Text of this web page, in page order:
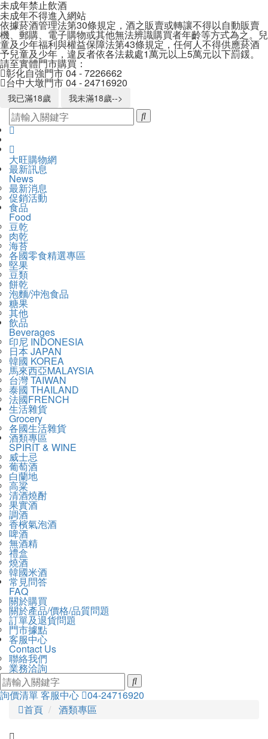
未成年禁止飲酒
未成年不得進入網站
依據菸酒管理法第30條規定，酒之販賣或轉讓不得以自動販賣
機、郵購、電子購物或其他無法辨識購買者年齡等方式為之。兒
童及少年福利與權益保障法第43條規定，任何人不得供應菸酒
予兒童及少年，違反者依各法裁處1萬元以上5萬元以下罰鍰。
請至實體門市購買：
彰化自強門市04 - 7226662
台中大墩門市04 - 24716920
我已滿18歲 我未滿18歲-->
大旺購物網
開
啟
主
選
單
主
導
覽
Navigation
最新訊息
News
最新消息
促銷活動
食品
Food
豆乾
肉乾
海苔
各國零食精選專區
堅果
豆類
餅乾
泡麵/沖泡食品
糖果
其他
飲品
Beverages
印尼 INDONESIA
日本 JAPAN
韓國 KOREA
馬來西亞MALAYSIA
台灣 TAIWAN
泰國 THAILAND
法國FRENCH
生活雜貨
Grocery
各國生活雜貨
酒類專區
SPIRIT & WINE
威士忌
葡萄酒
白蘭地
高粱
清酒燒酎
果實酒
調酒
香檳氣泡酒
啤酒
無酒精
禮盒
燒酒
韓國米酒
常見問答
FAQ
關於購買
關於產品/價格/品質問題
訂單及退貨問題
門市據點
客服中心
Contact Us
聯絡我們
業務洽詢
詢價清單客服中心 04-24716920
Previous
首頁 酒類專區